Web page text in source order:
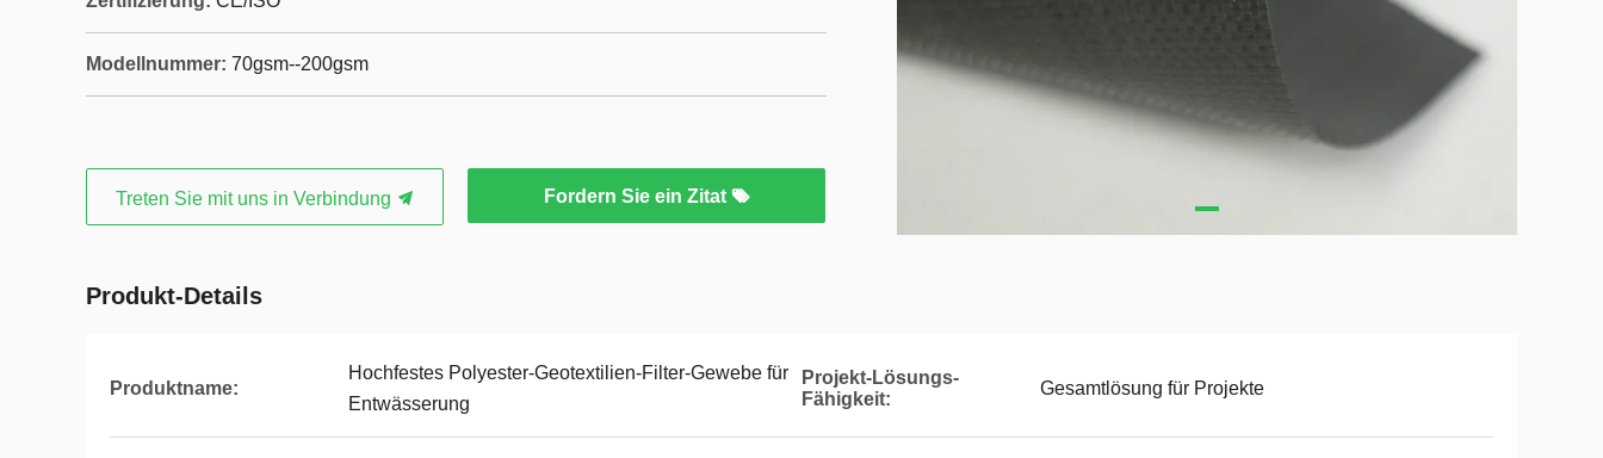
Modellnummer: 70gsm--200gsm
Treten Sie mit uns in Verbindung Fordern Sie ein Zitat
Produkt-Details
Produktname:
Hochfestes Polyester-Geotextilien-Filter-Gewebe für
Entwässerung
Projekt-Lösungs-
Fähigkeit:
Gesamtlösung für Projekte